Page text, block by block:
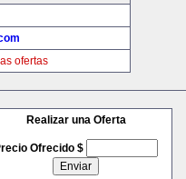
ofertas
Realizar una Oferta
Ofrecido $